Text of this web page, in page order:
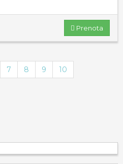
Prenota
7 8 9
10